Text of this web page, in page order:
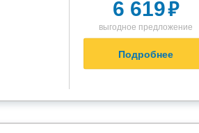
6 619₽
выгодное предложение
Подробнее